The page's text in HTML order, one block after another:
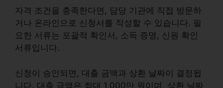
자격 조건을 충족한다면, 담당 기관에 직접 방문하
거나 온라인으로 신청서를 작성할 수 있습니다. 필
요한 서류는 포괄적 확인서 , 소득 증명 , 신원 확인
서류입니다.
신청이 승인되면, 대출 금액과 상환 날짜이 결정됩
니다. 대출 금액은 최대 1,000만 원 이며, 상환 날짜